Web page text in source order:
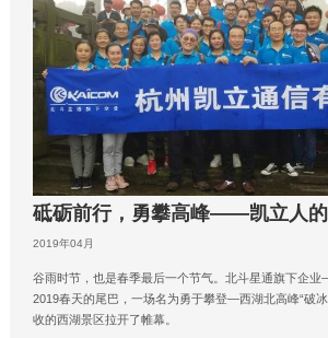
砥砺前行，勇攀高峰——凯立人的
2019年04月
谷雨时节，也是春季最后一个节气。北斗星通旗下企
2019春天的尾巴，一场名为勇于攀登—西湖北高峰“破
收的西湖景区拉开了帷幕。